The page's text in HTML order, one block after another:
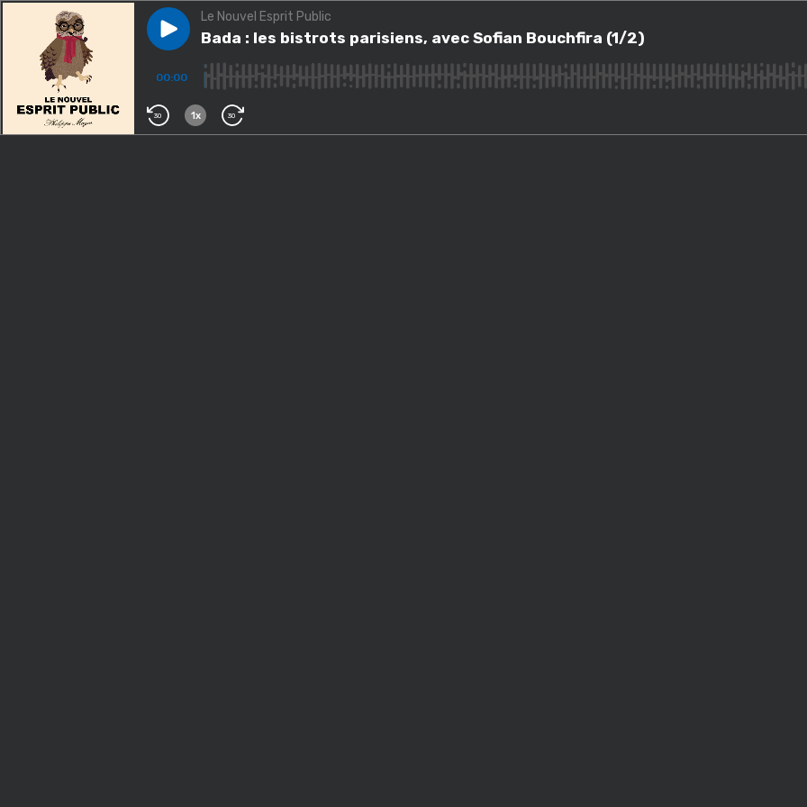
Play episodeBada : les bistrots parisiens, avec Sofian Bouchfira (1/2)
Le Nouvel Esprit Public
Bada : les bistrots parisiens, avec Sofian Bouchfira (1/2)
00:00
30 1x 30